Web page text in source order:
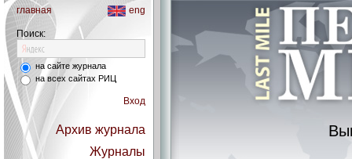
главная eng
Поиск:
на сайте журнала
на всех сайтах РИЦ
Вход
Архив журнала
Журналы